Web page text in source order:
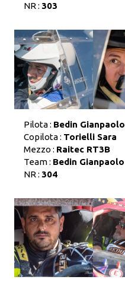
NR : 303
Pilota : Bedin Gianpaolo
Copilota : Torielli Sara
Mezzo : Raitec RT3B
Team : Bedin Gianpaolo
NR : 304